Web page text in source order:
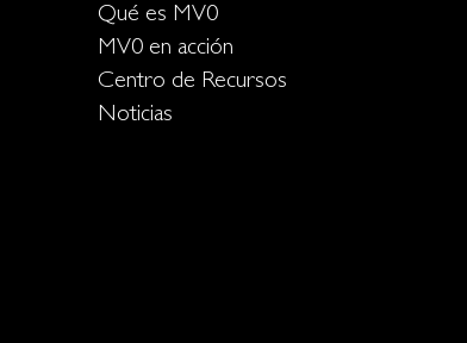
Qué es MV0
MV0 en acción
Centro de Recursos
Noticias